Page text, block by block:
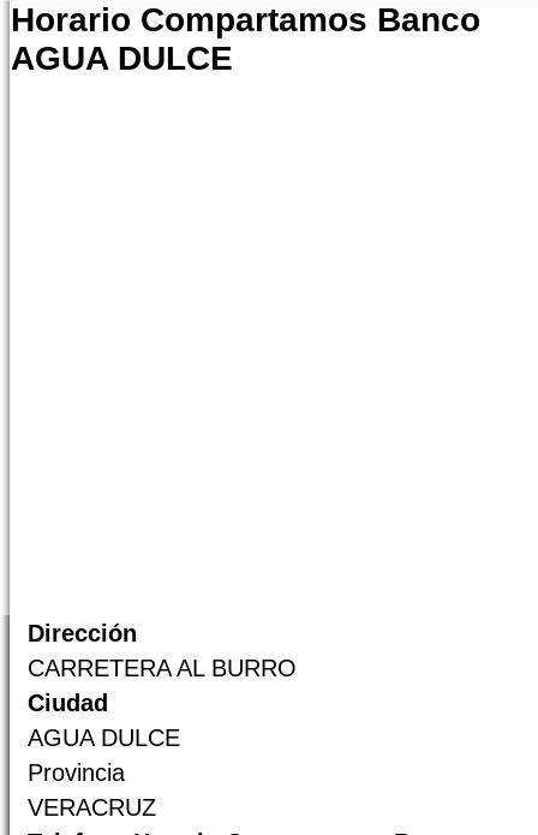
Horario Compartamos Banco
AGUA DULCE
Dirección
CARRETERA AL BURRO
Ciudad
AGUA DULCE
Provincia
VERACRUZ